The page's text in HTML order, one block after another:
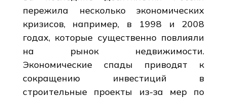
пережила несколько экономических
кризисов, например, в 1998 и 2008
годах, которые существенно повлияли
на рынок недвижимости.
Экономические спады приводят к
сокращению инвестиций в
строительные проекты из-за мер по